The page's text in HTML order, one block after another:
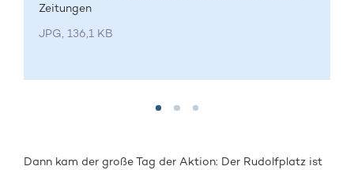
Zeitungen
JPG, 136,1 KB
Dann kam der große Tag der Aktion: Der Rudolfplatz ist